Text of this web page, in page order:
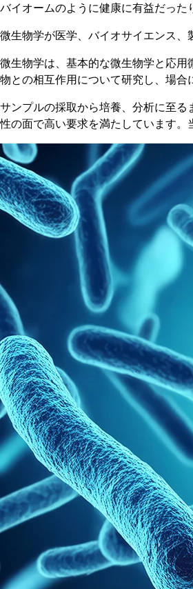
バイオームのように健康に有益だった
微生物学が医学、バイオサイエンス、
微生物学は、基本的な微生物学と応
物との相互作用について研究し、場合
サンプルの採取から培養、分析に至
性の面で高い要求を満たしています。